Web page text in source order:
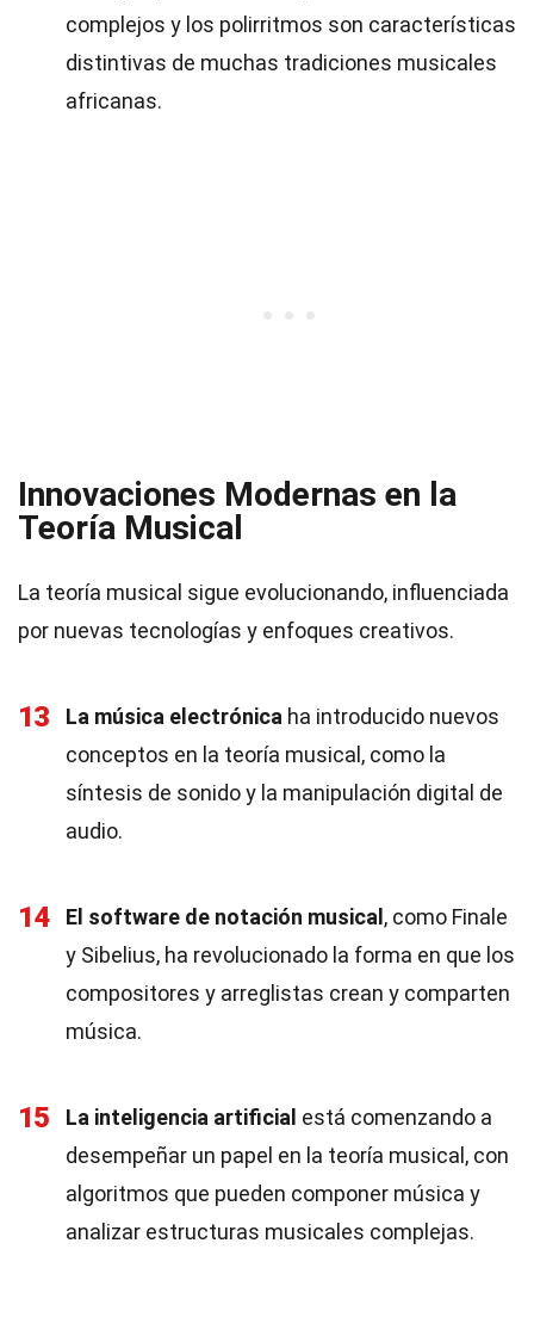
complejos y los polirritmos son características
distintivas de muchas tradiciones musicales
africanas.
Innovaciones Modernas en la
Teoría Musical
La teoría musical sigue evolucionando, influenciada
por nuevas tecnologías y enfoques creativos.
13 La música electrónica ha introducido nuevos
conceptos en la teoría musical, como la
síntesis de sonido y la manipulación digital de
audio.
14 El software de notación musical , como Finale
y Sibelius, ha revolucionado la forma en que los
compositores y arreglistas crean y comparten
música.
15 La inteligencia artificial está comenzando a
desempeñar un papel en la teoría musical, con
algoritmos que pueden componer música y
analizar estructuras musicales complejas.